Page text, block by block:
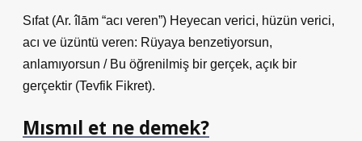
Sıfat (Ar. îlām “acı veren”) Heyecan verici, hüzün verici,
acı ve üzüntü veren: Rüyaya benzetiyorsun,
anlamıyorsun / Bu öğrenilmiş bir gerçek, açık bir
gerçektir (Tevfik Fikret).
Mısmıl et ne demek?